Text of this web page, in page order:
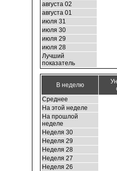
августа 02
августа 01
июля 31
июля 30
июля 29
июля 28
Лучший
показатель
В неделю
Среднее
На этой неделе
На прошлой
неделе
Неделя 30
Неделя 29
Неделя 28
Неделя 27
Неделя 26